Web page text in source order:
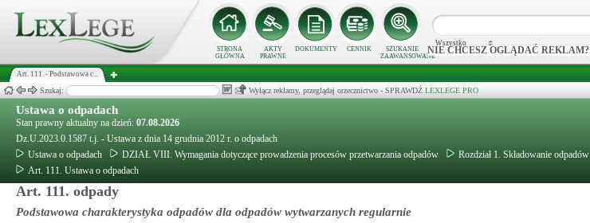
STRONA
GŁÓWNA
AKTY
PRAWNE
DOKUMENTY CENNIK
SZUKANIE
ZAAWANSOWANE
Wszystko
NIE CHCESZ OGLĄDAĆ REKLAM?
Art. 111. - Podstawowa c...
Szukaj: Wyłącz reklamy, przeglądaj orzecznictwo - SPRAWDŹ LEXLEGE PRO
Ustawa o odpadach
Stan prawny aktualny na dzień: 07.08.2026
Dz.U.2023.0.1587 t.j. - Ustawa z dnia 14 grudnia 2012 r. o odpadach
Ustawa o odpadach
DZIAŁ VIII. Wymagania dotyczące prowadzenia procesów przetwarzania odpadów
Rozdział 1. Składowanie odpadów
Art. 111. Ustawa o odpadach
Art. 111. odpady
Podstawowa charakterystyka odpadów dla odpadów wytwarzanych regularnie